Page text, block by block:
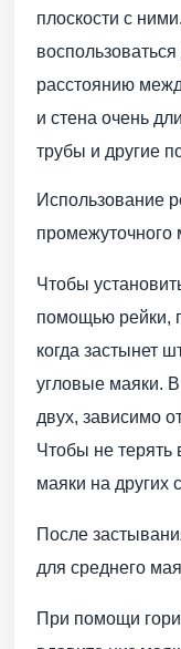
плоскости с
расстоянию
и стена очень
трубы и другие
Использование
промежуточного
Чтобы
помощью рейки,
когда застынет
угловые маяки.
двух, зависимо
Чтобы не терять
маяки на других
После
для среднего
При помощи